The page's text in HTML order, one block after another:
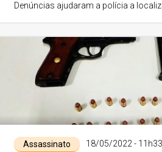
Denúncias ajudaram a polícia a
Assassinato 18/05/2022 - 11h33